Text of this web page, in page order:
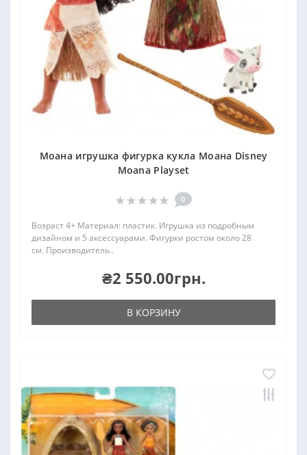
Моана игрушка фигурка кукла Моана Disney
Moana Playset
0
Возраст 4+ Материал: пластик. Игрушка из подробным
дизайном и 5 аксессуарами. Фигурки ростом около 28
см. Производитель..
₴2 550.00грн.
В КОРЗИНУ